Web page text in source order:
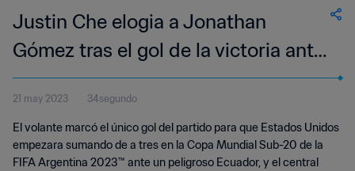
Justin Che elogia a Jonathan
Gómez tras el gol de la victoria ante
Ecuador
21 may 2023 34segundo
El volante marcó el único gol del partido para que Estados Unidos
empezara sumando de a tres en la Copa Mundial Sub-20 de la
FIFA Argentina 2023™ ante un peligroso Ecuador, y el central